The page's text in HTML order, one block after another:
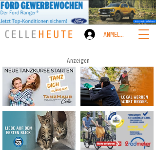
ANMELDEN
Anzeigen